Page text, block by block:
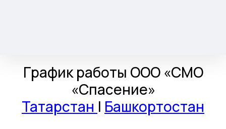
График работы ООО «СМО
«Спасение»
Татарстан | Башкортостан